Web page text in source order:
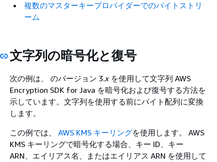
複数のマスターキープロバイダーでのバイトストリ
ーム
文字列の暗号化と復号
次の例は、 のバージョン 3.x を使用して文字列 AWS
Encryption SDK for Java を暗号化および復号する方法を
示しています。文字列を使用する前にバイト配列に変換
します。
この例では、 AWS KMS キーリングを使用します。 AWS
KMS キーリングで暗号化する場合、キー ID、キー
ARN、エイリアス名、またはエイリアス ARN を使用して